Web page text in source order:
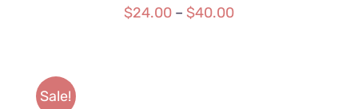
$24.00 – $40.00
Sale!